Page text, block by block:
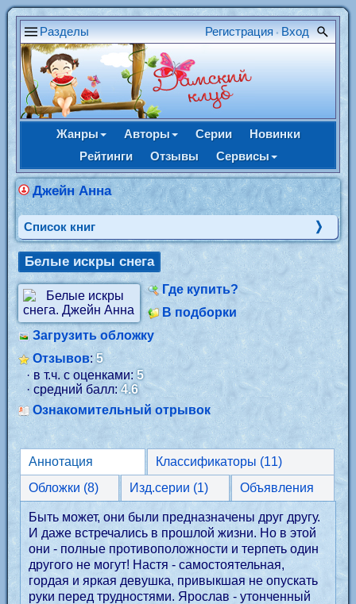
Разделы Регистрация • Вход
Жанры Авторы Серии
Новинки
Рейтинги
Отзывы Сервисы
Джейн Анна
Cписок книг
Белые искры снега
Где купить?
В подборки
Загрузить обложку
Отзывов:5
· в т.ч. с оценками: 5
· средний балл:4.6
Ознакомительный отрывок
Аннотация
Классификаторы (11)
Обложки (8)
Изд.серии (1) Объявления
Быть может, они были предназначены друг другу.
И даже встречались в прошлой жизни. Но в этой
они - полные противоположности и терпеть один
другого не могут! Настя - самостоятельная,
гордая и яркая девушка, привыкшая не опускать
руки перед трудностями. Ярослав - утонченный